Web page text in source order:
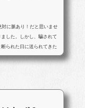
対に脈あり！だと思いませ
した。しかし、騙されて
られた日に送られてきた